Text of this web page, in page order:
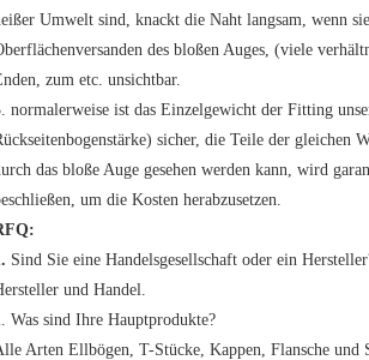
Umwelt sind, knackt die Naht langsam, wenn
des bloßen Auges, (viele
zum etc. unsichtbar.
normalerweise ist das Einzelgewicht der Fitting
sicher, die Teile der gleichen
das bloße Auge gesehen werden kann, wird
um die Kosten herabzusetzen.
Sind Sie eine Handelsgesellschaft oder ein
und Handel.
Was sind Ihre Hauptprodukte?
Arten Ellbögen, T-Stücke, Kappen, Flansche und